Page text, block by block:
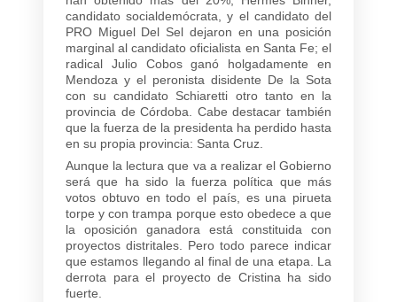
candidato socialdemócrata, y el candidato del
PRO Miguel Del Sel dejaron en una posición
marginal al candidato oficialista en Santa Fe; el
radical Julio Cobos ganó holgadamente en
Mendoza y el peronista disidente De la Sota
con su candidato Schiaretti otro tanto en la
provincia de Córdoba. Cabe destacar también
que la fuerza de la presidenta ha perdido hasta
en su propia provincia: Santa Cruz.
Aunque la lectura que va a realizar el Gobierno
será que ha sido la fuerza política que más
votos obtuvo en todo el país, es una pirueta
torpe y con trampa porque esto obedece a que
la oposición ganadora está constituida con
proyectos distritales. Pero todo parece indicar
que estamos llegando al final de una etapa. La
derrota para el proyecto de Cristina ha sido
fuerte.